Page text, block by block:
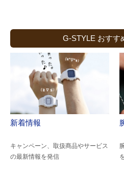
G-STYLE おすす
新着情報
キャンペーン、取扱商品やサービス
の最新情報を発信